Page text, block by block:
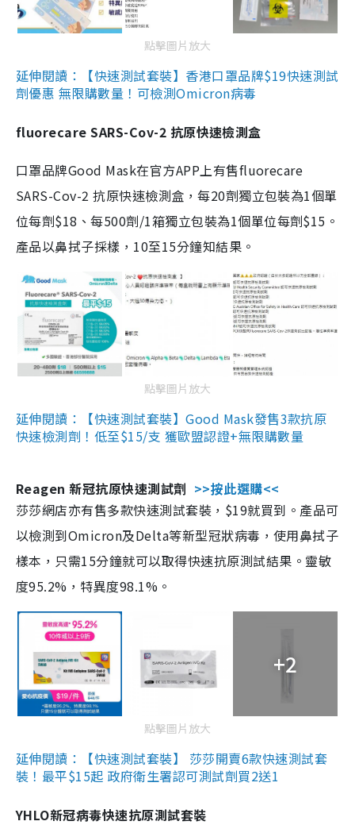
點擊圖片放大
延伸閱讀：【快速測試套裝】香港口罩品牌$19快速測試
劑優惠 無限購數量！可檢測Omicron病毒
fluorecare SARS-Cov-2 抗原快速檢測盒
口罩品牌Good Mask在官方APP上有售fluorecare
SARS-Cov-2 抗原快速檢測盒，每20劑獨立包裝為1個單
位每劑$18、每500劑/1箱獨立包裝為1個單位每劑$15。
產品以鼻拭子採樣，10至15分鐘知結果。
點擊圖片放大
延伸閱讀：【快速測試套裝】Good Mask發售3款抗原
快速檢測劑！低至$15/支 獲歐盟認證+無限購數量
Reagen 新冠抗原快速測試劑 >>按此選購<<
莎莎網店亦有售多款快速測試套裝，$19就買到。產品可
以檢測到Omicron及Delta等新型冠狀病毒，使用鼻拭子
樣本，只需15分鐘就可以取得快速抗原測試結果。靈敏
度95.2%，特異度98.1%。
+2
點擊圖片放大
延伸閱讀：【快速測試套裝】 莎莎開賣6款快速測試套
裝！最平$15起 政府衛生署認可測試劑買2送1
YHLO新冠病毒快速抗原測試套裝